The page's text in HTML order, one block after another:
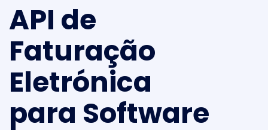
API de
Faturação
Eletrónica
para Software